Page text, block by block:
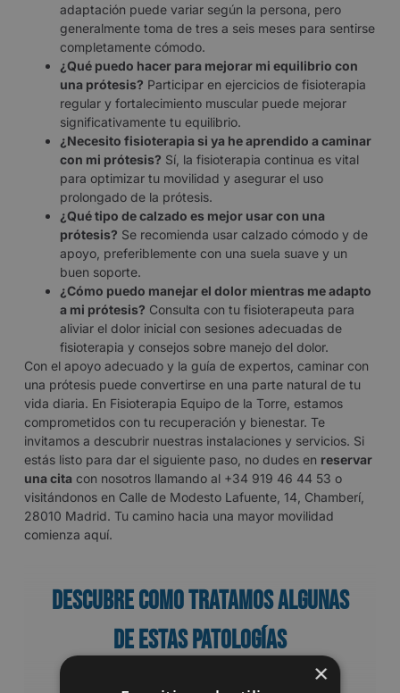
adaptación puede variar según la persona, pero
generalmente toma de tres a seis meses para sentirse
completamente cómodo.
¿Qué puedo hacer para mejorar mi equilibrio con
una prótesis? Participar en ejercicios de fisioterapia
regular y fortalecimiento muscular puede mejorar
significativamente tu equilibrio.
¿Necesito fisioterapia si ya he aprendido a caminar
con mi prótesis? Sí, la fisioterapia continua es vital
para optimizar tu movilidad y asegurar el uso
prolongado de la prótesis.
¿Qué tipo de calzado es mejor usar con una
prótesis? Se recomienda usar calzado cómodo y de
apoyo, preferiblemente con una suela suave y un
buen soporte.
¿Cómo puedo manejar el dolor mientras me adapto
a mi prótesis? Consulta con tu fisioterapeuta para
aliviar el dolor inicial con sesiones adecuadas de
fisioterapia y consejos sobre manejo del dolor.
Con el apoyo adecuado y la guía de expertos, caminar con
una prótesis puede convertirse en una parte natural de tu
vida diaria. En Fisioterapia Equipo de la Torre, estamos
comprometidos con tu recuperación y bienestar. Te
invitamos a descubrir nuestras instalaciones y servicios. Si
estás listo para dar el siguiente paso, no dudes en reservar
una cita con nosotros llamando al +34 919 46 44 53 o
visitándonos en Calle de Modesto Lafuente, 14, Chamberí,
28010 Madrid. Tu camino hacia una mayor movilidad
comienza aquí.
Descubre como tratamos algunas
de estas patologías
×